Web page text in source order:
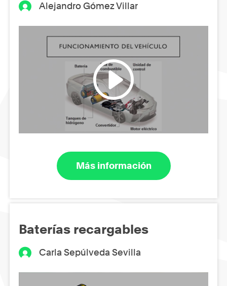
Alejandro Gómez Villar
Más información
Baterías recargables
Carla Sepúlveda Sevilla